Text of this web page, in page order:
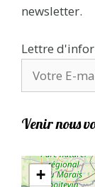
newsletter.
Lettre
Venir nous
+